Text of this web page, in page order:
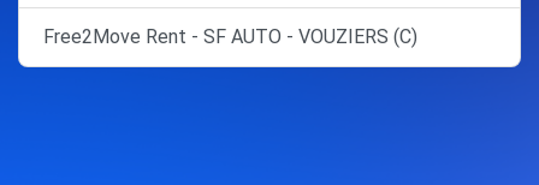
Free2Move Rent - SF AUTO - VOUZIERS (C)